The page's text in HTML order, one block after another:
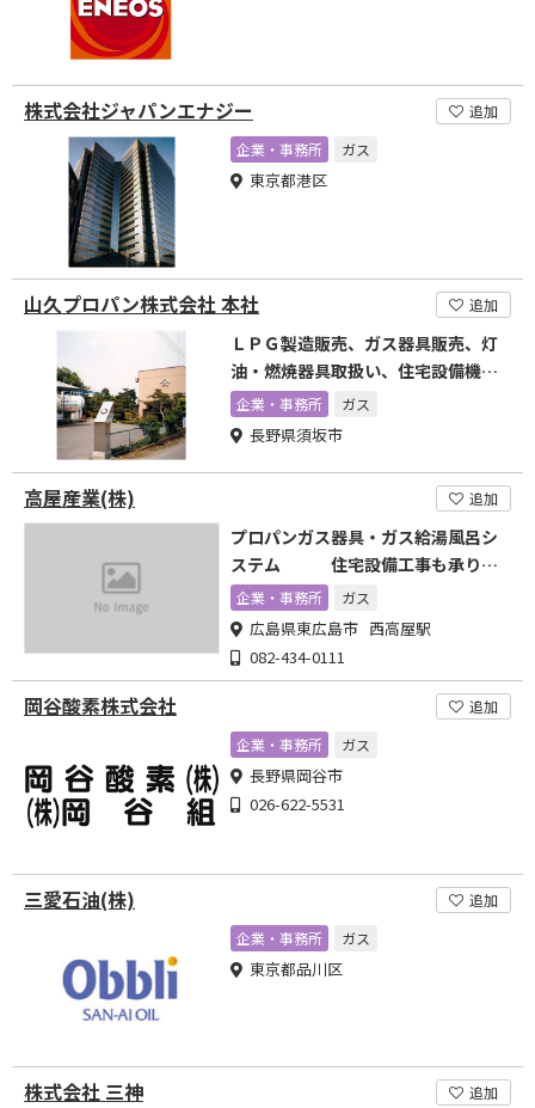
株式会社ジャパンエナジー
追加
企業・事務所
ガス
東京都港区
山久プロパン株式会社 本社 追加
ＬＰＧ製造販売、ガス器具販売、灯
油・燃焼器具取扱い、住宅設備機器
の販売、上下水道工事
企業・事務所 ガス
長野県須坂市
高屋産業(株) 追加
プロパンガス器具・ガス給湯風呂シ
ステム 住宅設備工事も承りま
す企業・事務所 ガス
広島県東広島市 西高屋駅
082-434-0111
岡谷酸素株式会社
追加
企業・事務所
ガス
長野県岡谷市
026-622-5531
三愛石油(株)
追加
企業・事務所
ガス
東京都品川区
株式会社 三神 追加